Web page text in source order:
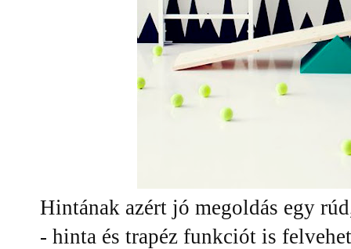
Hintának azért jó megoldás egy
- hinta és trapéz funkciót is